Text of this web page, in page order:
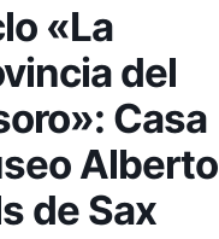
«La
del
Casa
Alberto
de Sax